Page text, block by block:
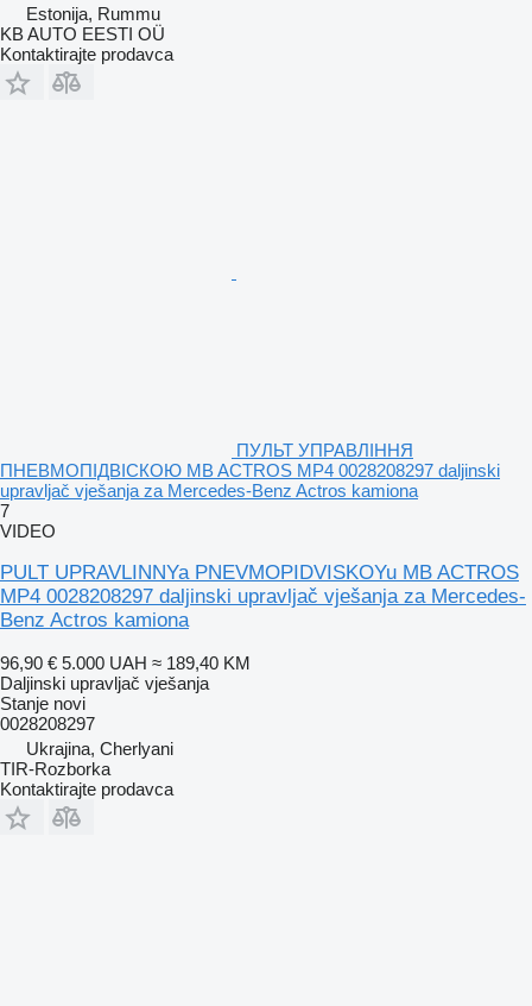
Estonija, Rummu
KB AUTO EESTI OÜ
Kontaktirajte prodavca
ПУЛЬТ УПРАВЛІННЯ
ПНЕВМОПІДВІСКОЮ MB ACTROS MP4 0028208297 daljinski
upravljač vješanja za Mercedes-Benz Actros kamiona
7
VIDEO
PULT UPRAVLINNYa PNEVMOPIDVISKOYu MB ACTROS
MP4 0028208297 daljinski upravljač vješanja za Mercedes-
Benz Actros kamiona
96,90 € 5.000 UAH ≈ 189,40 KM
Daljinski upravljač vješanja
Stanje novi
0028208297
Ukrajina, Cherlyani
TIR-Rozborka
Kontaktirajte prodavca